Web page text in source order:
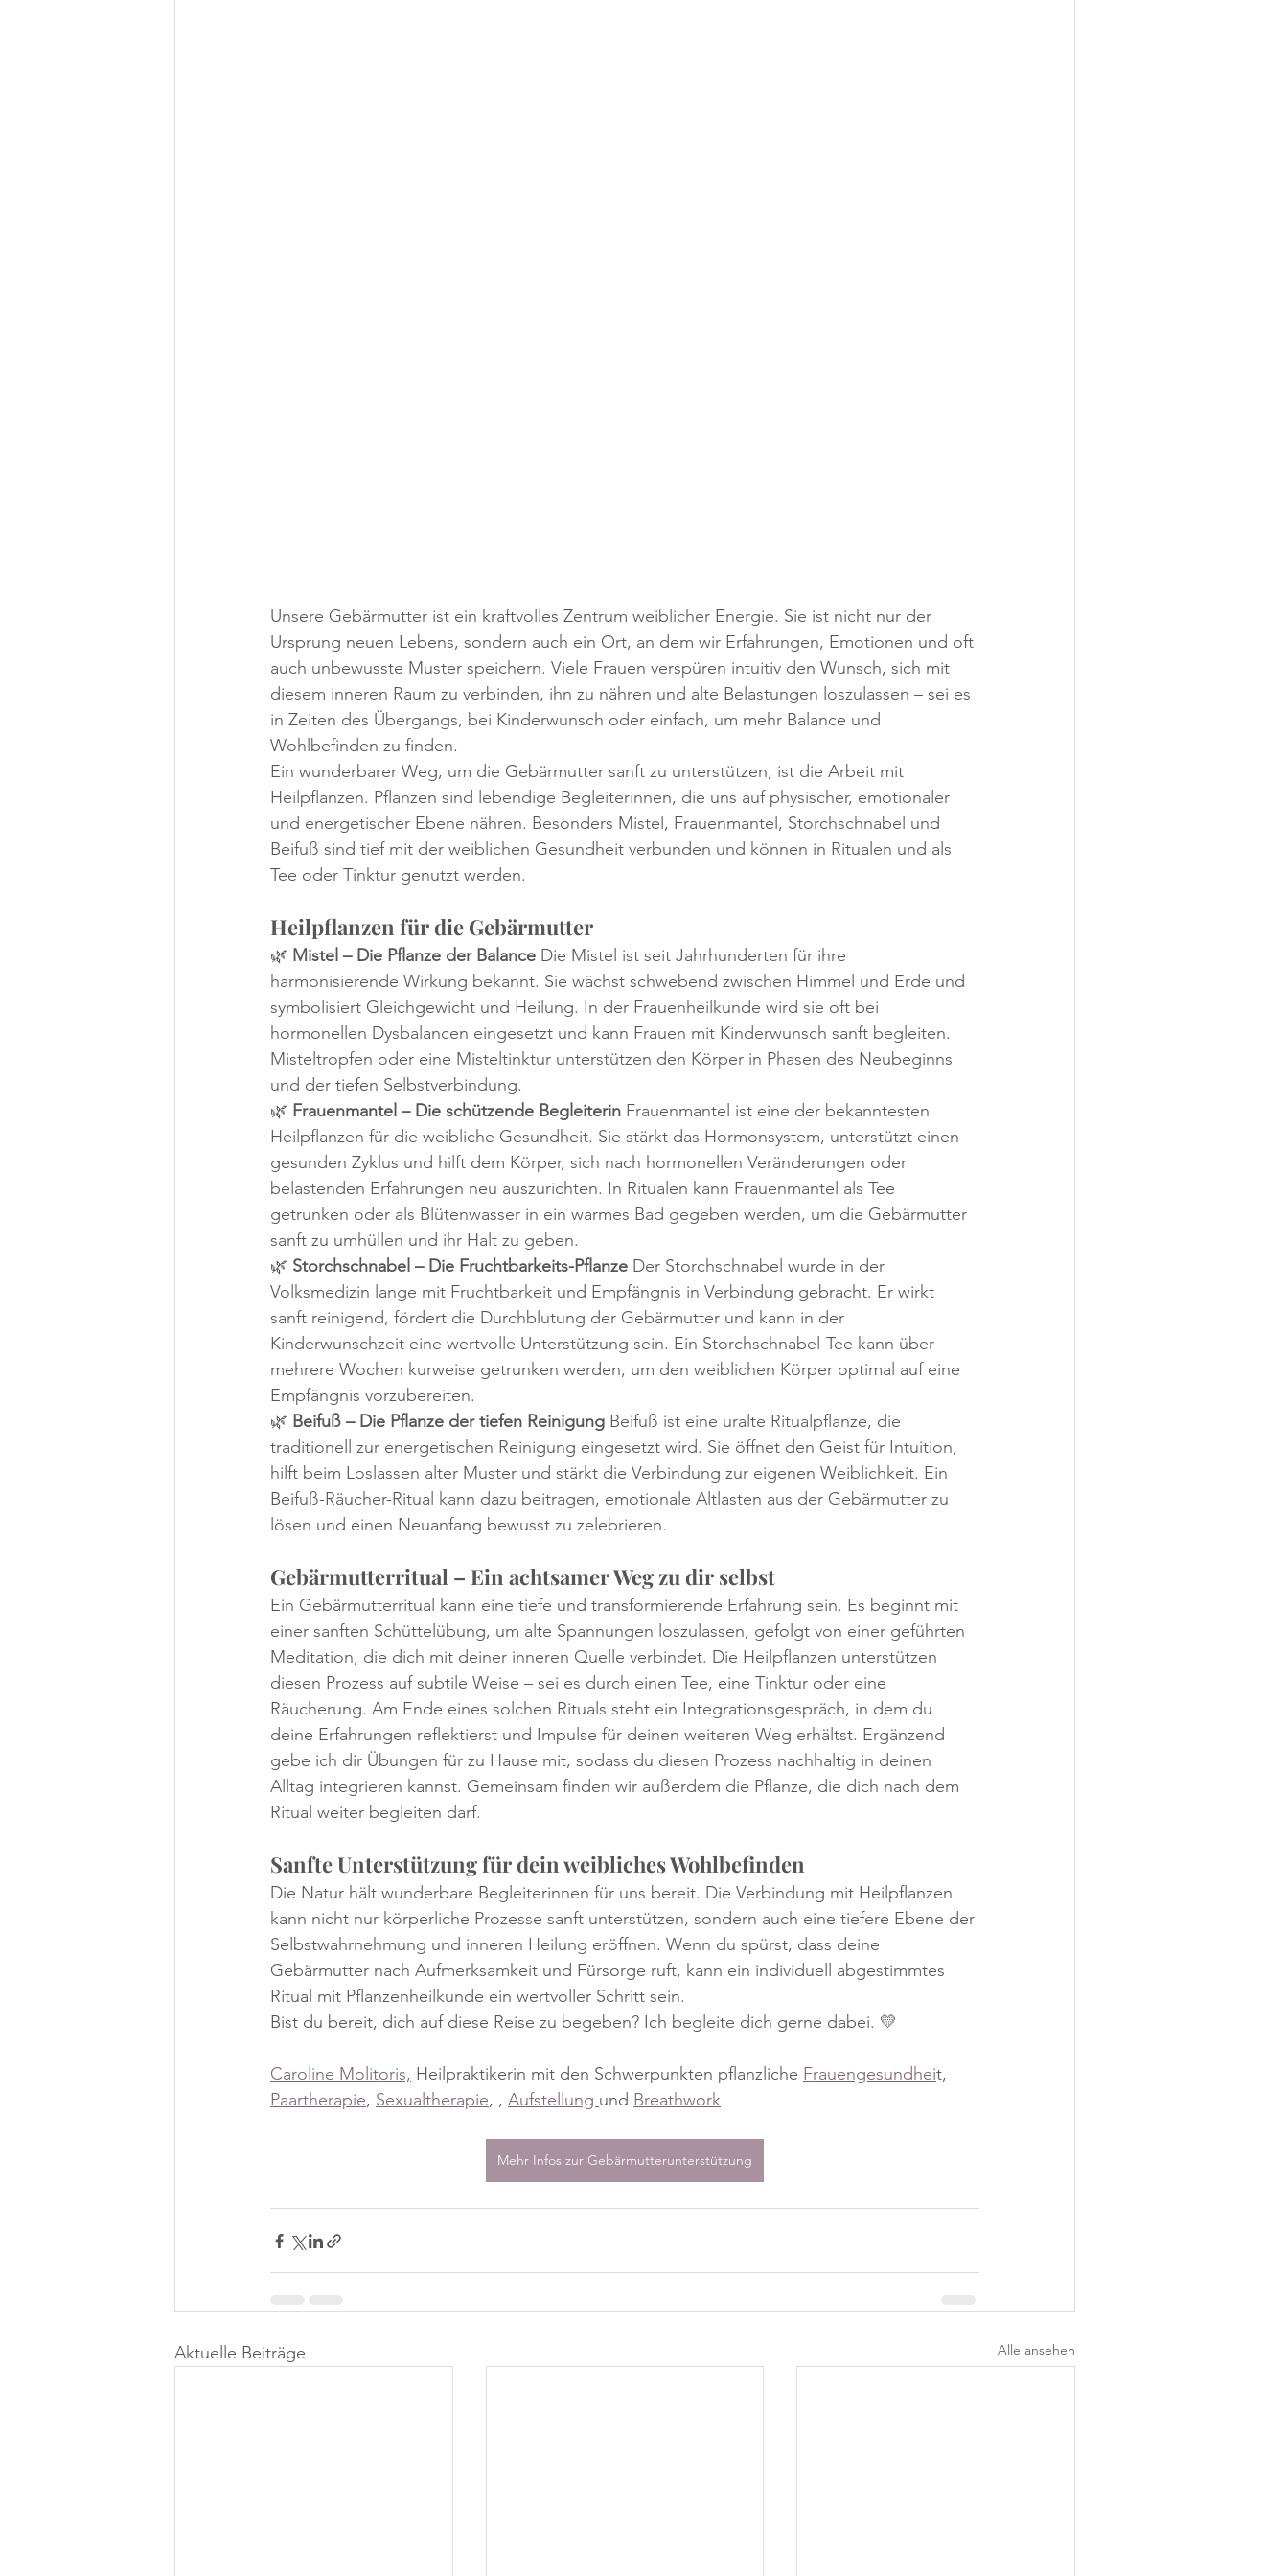
Unsere Gebärmutter ist ein kraftvolles Zentrum weiblicher Energie. Sie ist nicht nur der
Ursprung neuen Lebens, sondern auch ein Ort, an dem wir Erfahrungen, Emotionen und oft
auch unbewusste Muster speichern. Viele Frauen verspüren intuitiv den Wunsch, sich mit
diesem inneren Raum zu verbinden, ihn zu nähren und alte Belastungen loszulassen – sei es
in Zeiten des Übergangs, bei Kinderwunsch oder einfach, um mehr Balance und
Wohlbefinden zu finden.
Ein wunderbarer Weg, um die Gebärmutter sanft zu unterstützen, ist die Arbeit mit
Heilpflanzen. Pflanzen sind lebendige Begleiterinnen, die uns auf physischer, emotionaler
und energetischer Ebene nähren. Besonders Mistel, Frauenmantel, Storchschnabel und
Beifuß sind tief mit der weiblichen Gesundheit verbunden und können in Ritualen und als
Tee oder Tinktur genutzt werden.
Heilpflanzen für die Gebärmutter
🌿 Mistel – Die Pflanze der Balance Die Mistel ist seit Jahrhunderten für ihre
harmonisierende Wirkung bekannt. Sie wächst schwebend zwischen Himmel und Erde und
symbolisiert Gleichgewicht und Heilung. In der Frauenheilkunde wird sie oft bei
hormonellen Dysbalancen eingesetzt und kann Frauen mit Kinderwunsch sanft begleiten.
Misteltropfen oder eine Misteltinktur unterstützen den Körper in Phasen des Neubeginns
und der tiefen Selbstverbindung.
🌿 Frauenmantel – Die schützende Begleiterin Frauenmantel ist eine der bekanntesten
Heilpflanzen für die weibliche Gesundheit. Sie stärkt das Hormonsystem, unterstützt einen
gesunden Zyklus und hilft dem Körper, sich nach hormonellen Veränderungen oder
belastenden Erfahrungen neu auszurichten. In Ritualen kann Frauenmantel als Tee
getrunken oder als Blütenwasser in ein warmes Bad gegeben werden, um die Gebärmutter
sanft zu umhüllen und ihr Halt zu geben.
🌿 Storchschnabel – Die Fruchtbarkeits-Pflanze Der Storchschnabel wurde in der
Volksmedizin lange mit Fruchtbarkeit und Empfängnis in Verbindung gebracht. Er wirkt
sanft reinigend, fördert die Durchblutung der Gebärmutter und kann in der
Kinderwunschzeit eine wertvolle Unterstützung sein. Ein Storchschnabel-Tee kann über
mehrere Wochen kurweise getrunken werden, um den weiblichen Körper optimal auf eine
Empfängnis vorzubereiten.
🌿 Beifuß – Die Pflanze der tiefen Reinigung Beifuß ist eine uralte Ritualpflanze, die
traditionell zur energetischen Reinigung eingesetzt wird. Sie öffnet den Geist für Intuition,
hilft beim Loslassen alter Muster und stärkt die Verbindung zur eigenen Weiblichkeit. Ein
Beifuß-Räucher-Ritual kann dazu beitragen, emotionale Altlasten aus der Gebärmutter zu
lösen und einen Neuanfang bewusst zu zelebrieren.
Gebärmutterritual – Ein achtsamer Weg zu dir selbst
Ein Gebärmutterritual kann eine tiefe und transformierende Erfahrung sein. Es beginnt mit
einer sanften Schüttelübung, um alte Spannungen loszulassen, gefolgt von einer geführten
Meditation, die dich mit deiner inneren Quelle verbindet. Die Heilpflanzen unterstützen
diesen Prozess auf subtile Weise – sei es durch einen Tee, eine Tinktur oder eine
Räucherung. Am Ende eines solchen Rituals steht ein Integrationsgespräch, in dem du
deine Erfahrungen reflektierst und Impulse für deinen weiteren Weg erhältst. Ergänzend
gebe ich dir Übungen für zu Hause mit, sodass du diesen Prozess nachhaltig in deinen
Alltag integrieren kannst. Gemeinsam finden wir außerdem die Pflanze, die dich nach dem
Ritual weiter begleiten darf.
Sanfte Unterstützung für dein weibliches Wohlbefinden
Die Natur hält wunderbare Begleiterinnen für uns bereit. Die Verbindung mit Heilpflanzen
kann nicht nur körperliche Prozesse sanft unterstützen, sondern auch eine tiefere Ebene der
Selbstwahrnehmung und inneren Heilung eröffnen. Wenn du spürst, dass deine
Gebärmutter nach Aufmerksamkeit und Fürsorge ruft, kann ein individuell abgestimmtes
Ritual mit Pflanzenheilkunde ein wertvoller Schritt sein.
Bist du bereit, dich auf diese Reise zu begeben? Ich begleite dich gerne dabei. 💛
Caroline Molitoris, Heilpraktikerin mit den Schwerpunkten pflanzliche Frauengesundheit,
Paartherapie, Sexualtherapie, , Aufstellung und Breathwork
Mehr Infos zur Gebärmutterunterstützung
Aktuelle Beiträge Alle ansehen